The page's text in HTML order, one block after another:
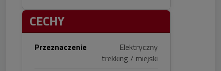
CECHY
Przeznaczenie
Elektryczny
trekking / miejski